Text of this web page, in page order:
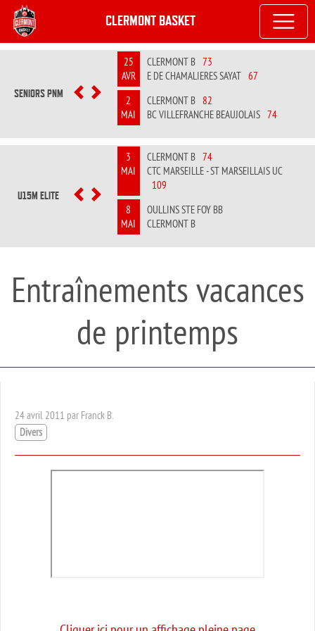
CLERMONT BASKET
SENIORS PNM PREVIOUS
NEXT
25
AVR
CLERMONT B 73
E DE CHAMALIERES SAYAT 67
2
MAI
CLERMONT B 82
BC VILLEFRANCHE BEAUJOLAIS 74
U15M ELITE PREVIOUS
NEXT
3
MAI
CLERMONT B 74
CTC MARSEILLE - ST MARSEILLAIS UC
109
8
MAI
OULLINS STE FOY BB
CLERMONT B
Entraînements vacances
de printemps
24 avril 2011 par Franck B.
Divers